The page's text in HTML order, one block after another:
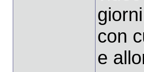
con
e